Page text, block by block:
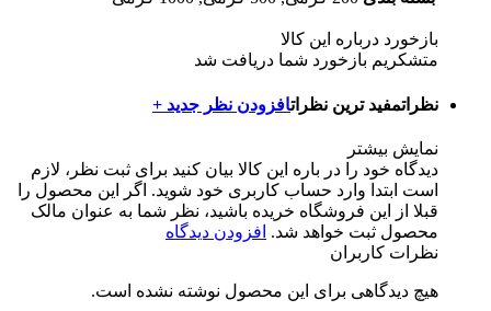
بازخورد درباره این کالا
متشکریم بازخورد شما دریافت شد
نظراتمفید ترین نظراتافزودن نظر جدید +
نمایش بیشتر
دیدگاه خود را در باره این کالا بیان کنید برای ثبت نظر، لازم
است ابتدا وارد حساب کاربری خود شوید. اگر این محصول را
قبلا از این فروشگاه خریده باشید، نظر شما به عنوان مالک
محصول ثبت خواهد شد. افزودن دیدگاه
نظرات کاربران
هیچ دیدگاهی برای این محصول نوشته نشده است.